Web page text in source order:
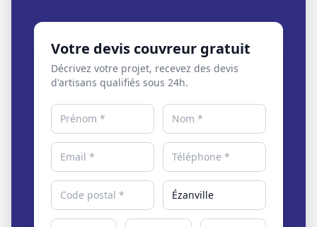
Votre devis couvreur gratuit
Décrivez votre projet, recevez des devis
d'artisans qualifiés sous 24h.